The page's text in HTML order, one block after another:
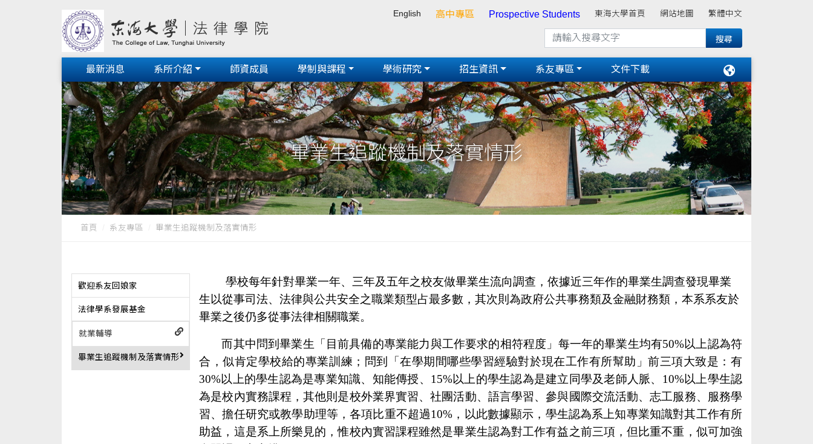
English 高中專區 Prospective Students 東海大學首頁 網站地圖 繁體中文
最新消息 系所介紹 師資成員 學制與課程 學術研究 招生資訊 系友專區 文件下載
畢業生追蹤機制及落實情形
首頁 系友專區 畢業生追蹤機制及落實情形
歡迎系友回娘家
法律學系發展基金
就業輔導
畢業生追蹤機制及落實情形
學校每年針對畢業一年、三年及五年之校友做畢業生流向調查，依據近三年作的畢業生調查發現畢業
生以從事司法、法律與公共安全之職業類型占最多數，其次則為政府公共事務類及金融財務類，本系系友於
畢業之後仍多從事法律相關職業。
而其中問到畢業生「目前具備的專業能力與工作要求的相符程度」每一年的畢業生均有50%以上認為符
合，似肯定學校給的專業訓練；問到「在學期間哪些學習經驗對於現在工作有所幫助」前三項大致是：有
30%以上的學生認為是專業知識、知能傳授、 15%以上的學生認為是建立同學及老師人脈、 10%以上學生認
為是校內實務課程，其他則是校外業界實習、社團活動、語言學習、參與國際交流活動、志工服務、服務學
習、擔任研究或教學助理等，各項比重不超過10% ，以此數據顯示，學生認為系上知專業知識對其工作有所
助益，這是系上所樂見的，惟校內實習課程雖然是畢業生認為對工作有益之前三項，但比重不重，似可加強